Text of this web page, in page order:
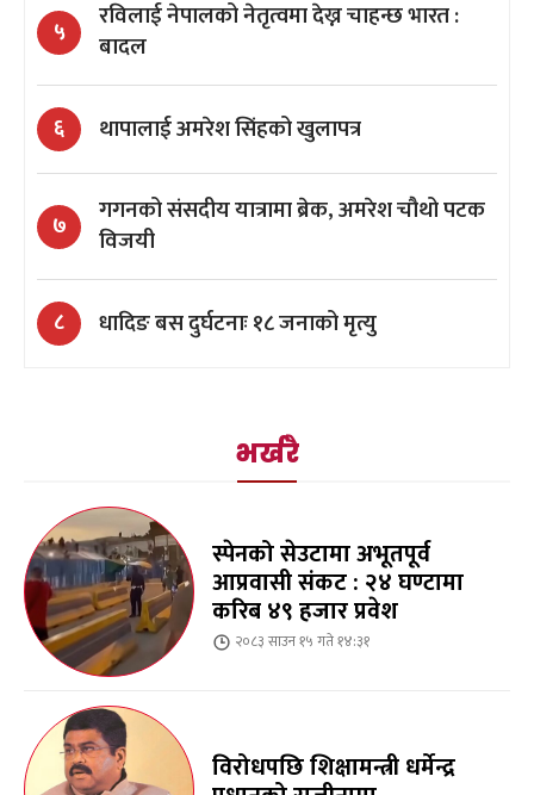
५
रविलाई नेपालको नेतृत्वमा देख्न चाहन्छ भारत :
बादल
६ थापालाई अमरेश सिंहको खुलापत्र
७
गगनको संसदीय यात्रामा ब्रेक, अमरेश चौथो पटक
विजयी
८ धादिङ बस दुर्घटनाः १८ जनाको मृत्यु
भर्खरै
स्पेनको सेउटामा अभूतपूर्व
आप्रवासी संकट : २४ घण्टामा
करिब ४९ हजार प्रवेश
२०८३ साउन १५ गते १४:३१
विरोधपछि शिक्षामन्त्री धर्मेन्द्र